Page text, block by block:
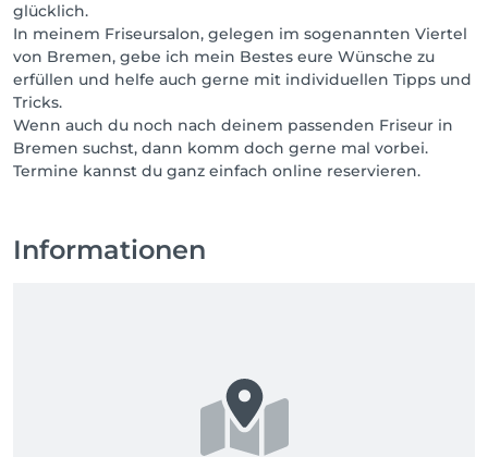
glücklich.
In meinem Friseursalon, gelegen im sogenannten Viertel
von Bremen, gebe ich mein Bestes eure Wünsche zu
erfüllen und helfe auch gerne mit individuellen Tipps und
Tricks.
Wenn auch du noch nach deinem passenden Friseur in
Bremen suchst, dann komm doch gerne mal vorbei.
Termine kannst du ganz einfach online reservieren.
Informationen